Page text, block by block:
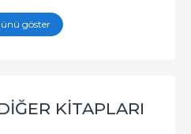
göster
KITAPLARI